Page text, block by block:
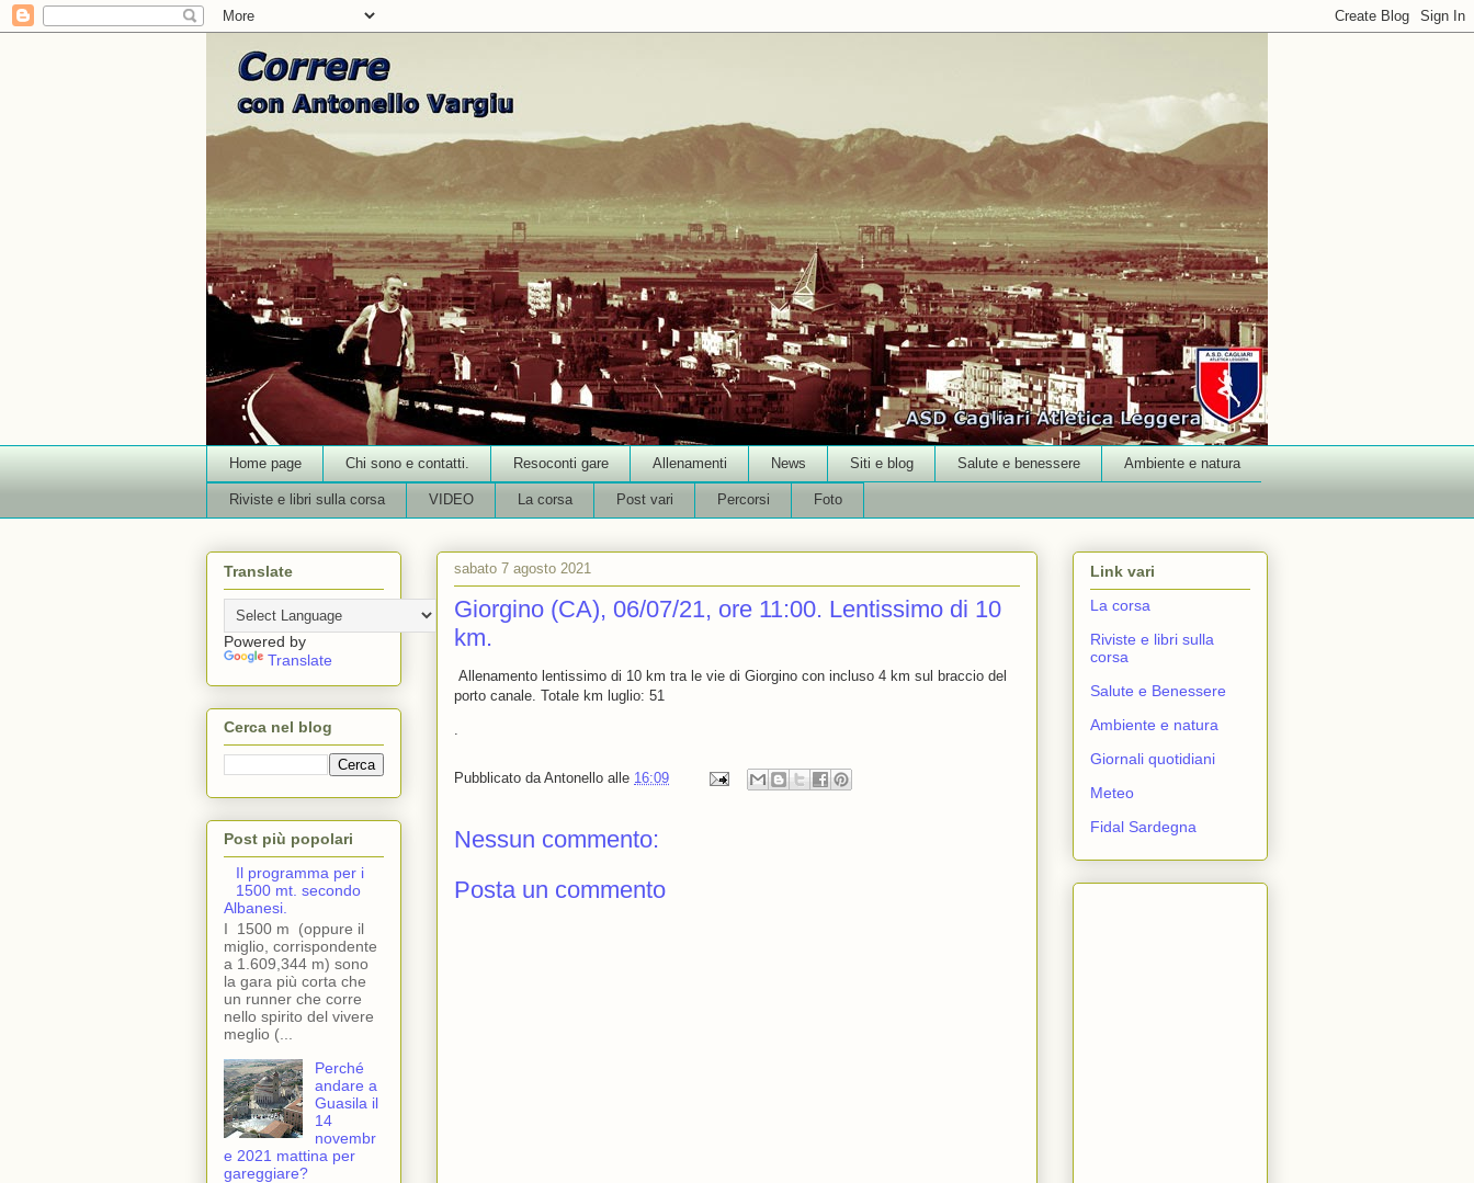
Home page Chi sono e contatti. Resoconti gare Allenamenti News Siti e blog Salute e benessere Ambiente e natura
Riviste e libri sulla corsa VIDEO La corsa Post vari Percorsi Foto
sabato 7 agosto 2021
Giorgino (CA), 06/07/21, ore 11:00. Lentissimo di 10
km.
Allenamento lentissimo di 10 km tra le vie di Giorgino con incluso 4 km sul braccio del
porto canale. Totale km luglio: 51
.
Pubblicato daAntonello alle 16:09
Nessun commento:
Posta un commento
Translate
Powered by
Translate
Cerca nel blog
Post più popolari
Il programma per i
1500 mt. secondo
Albanesi.
I 1500 m (oppure il
miglio, corrispondente
a 1.609,344 m) sono
la gara più corta che
un runner che corre
nello spirito del vivere
meglio (...
Perché
andare a
Guasila il
14
novembr
e 2021 mattina per
gareggiare?
Link vari
La corsa
Riviste e libri sulla
corsa
Salute e Benessere
Ambiente e natura
Giornali quotidiani
Meteo
Fidal Sardegna